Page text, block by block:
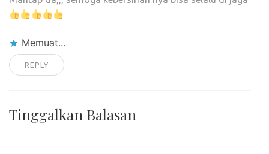
Memuat...
REPLY
Tinggalkan Balasan